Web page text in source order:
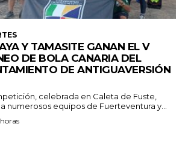
Y TAMASITE GANAN EL V
DE BOLA CANARIA DEL
DE ANTIGUAVERSIÓN
celebrada en Caleta de Fuste,
numerosos equipos de Fuerteventura y...